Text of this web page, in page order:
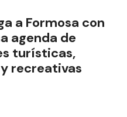
a Formosa con
agenda de
turísticas,
recreativas